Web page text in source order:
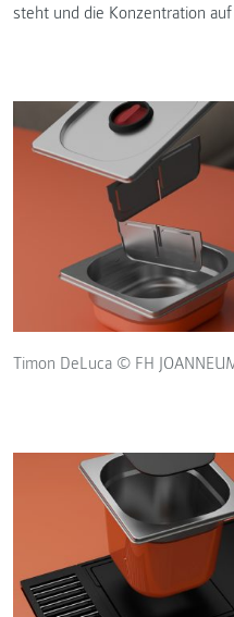
steht und die Konzentration
Timon DeLuca © FH